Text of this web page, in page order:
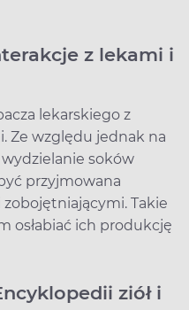
z lekami i
lekarskiego z
Ze względu jednak na
soków
przyjmowana
Takie
osłabiać ich produkcję
ziół i